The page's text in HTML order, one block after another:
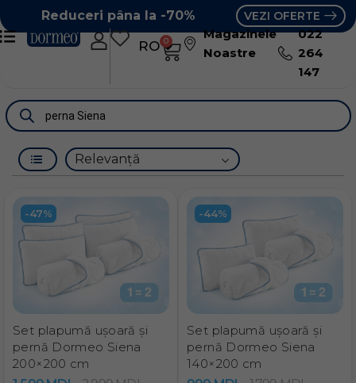
Reduceri pâna la -70% VEZI OFERTE
RO
RU
0
Magazinele
Noastre
022
264
147
-47%
Set plapumă ușoară și
pernă Dormeo Siena
200×200 cm
-44%
Set plapumă ușoară și
pernă Dormeo Siena
140×200 cm